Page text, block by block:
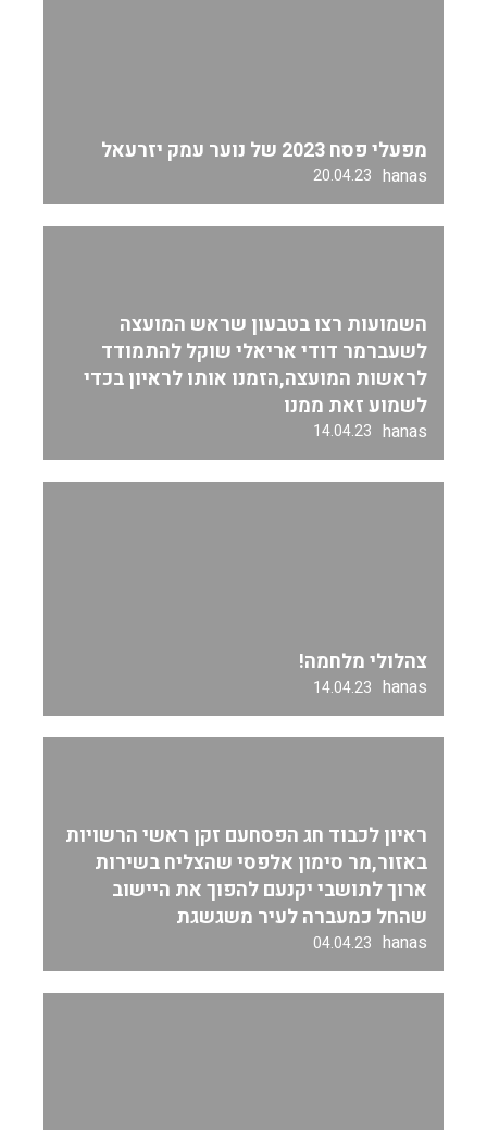
מפעלי פסח 2023 של נוער עמק יזרעאל
hanas
20.04.23
השמועות רצו בטבעון שראש המועצה
לשעברמר דודי אריאלי שוקל להתמודד
לראשות המועצה,הזמנו אותו לראיון בכדי
לשמוע זאת ממנו
hanas
14.04.23
צהלולי מלחמה!
hanas
14.04.23
ראיון לכבוד חג הפסחעם זקן ראשי הרשויות
באזור,מר סימון אלפסי שהצליח בשירות
ארוך לתושבי יקנעם להפוך את היישוב
שהחל כמעברה לעיר משגשגת
hanas
04.04.23